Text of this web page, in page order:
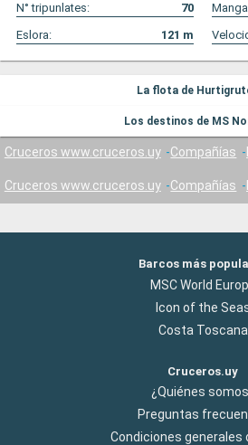
N° tripunlates:
70
Eslora:
121 m
La flota de
Los destinos de MS
Cruceros www.cruceros.uy Compañías
Cruceros www.cruceros.uy Compañías
Barcos más
MSC World
Icon of the
Costa Toscana
Cruceros.uy
¿Quiénes
Preguntas
Condiciones generales